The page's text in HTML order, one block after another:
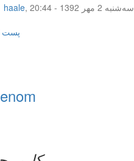
haale,
سه‌شنبه 2 مهر 1392 - 20:44
پست #